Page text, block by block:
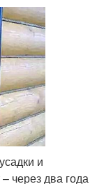
и
через два года